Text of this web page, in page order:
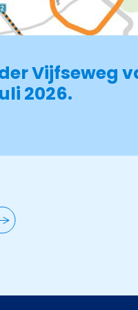
Vijfseweg
2026.